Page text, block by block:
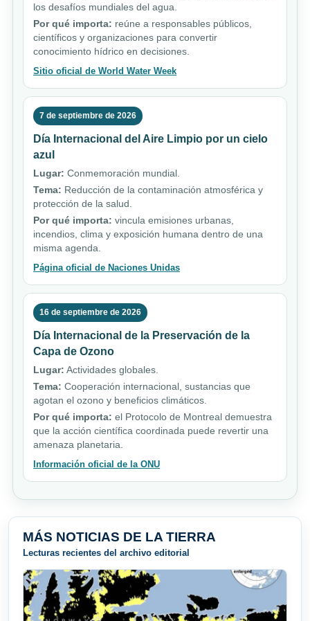
los desafíos mundiales del agua.
Por qué importa: reúne a responsables públicos,
científicos y organizaciones para convertir
conocimiento hídrico en decisiones.
Sitio oficial de World Water Week
7 de septiembre de 2026
Día Internacional del Aire Limpio por un cielo
azul
Lugar: Conmemoración mundial.
Tema: Reducción de la contaminación atmosférica y
protección de la salud.
Por qué importa: vincula emisiones urbanas,
incendios, clima y exposición humana dentro de una
misma agenda.
Página oficial de Naciones Unidas
16 de septiembre de 2026
Día Internacional de la Preservación de la
Capa de Ozono
Lugar: Actividades globales.
Tema: Cooperación internacional, sustancias que
agotan el ozono y beneficios climáticos.
Por qué importa: el Protocolo de Montreal demuestra
que la acción científica coordinada puede revertir una
amenaza planetaria.
Información oficial de la ONU
MÁS NOTICIAS DE LA TIERRA
Lecturas recientes del archivo editorial